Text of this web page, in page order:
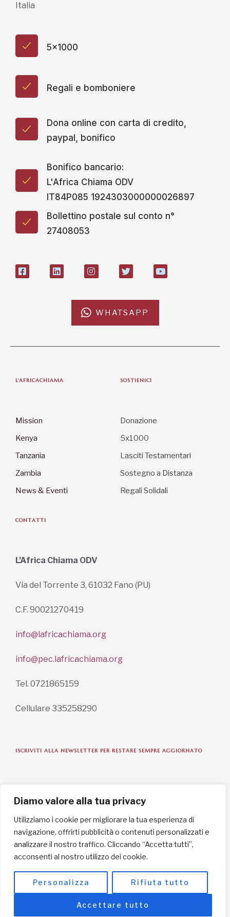
Diamo valore alla tua privacy
Utilizziamo i cookie per migliorare la tua esperienza di
navigazione, offrirti pubblicità o contenuti personalizzati e
analizzare il nostro traffico. Cliccando “Accetta tutti”,
acconsenti al nostro utilizzo dei cookie.
Personalizza Rifiuta tutto
Accettare tutto
Italia
5x1000
Regali e bomboniere
Dona online con carta di credito,
paypal, bonifico
Bonifico bancario:
L'Africa Chiama ODV
IT84P085 1924303000000026897
Bollettino postale sul conto n°
27408053
WHATSAPP
L'AFRICACHIAMA
Mission
Kenya
Tanzania
Zambia
News & Eventi
SOSTIENICI
Donazione
5x1000
Lasciti Testamentari
Sostegno a Distanza
Regali Solidali
CONTATTI
L’Africa Chiama ODV
Via del Torrente 3, 61032 Fano (PU)
C.F. 90021270419
info@lafricachiama.org
info@pec.lafricachiama.org
Tel. 0721865159
Cellulare 335258290
ISCRIVITI ALLA NEWSLETTER PER RESTARE SEMPRE AGGIORNATO
ISCRIVITI ORA
INFORMAZIONI SULLA PRIVACY
English / USD
© Copyright 2025 L'Africa Chiama ODV All rights reserved